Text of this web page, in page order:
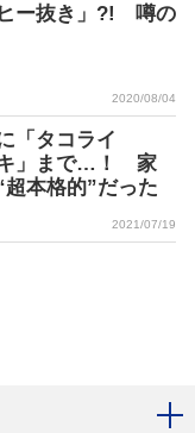
ー抜き」?! 噂の
2020/08/04
「タコライ
キ」まで…！ 家
本格的”だった
2021/07/19